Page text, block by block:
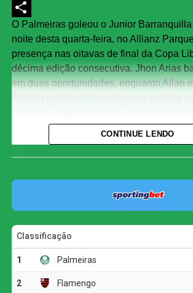
LinkedIn
Share
O Palmeiras goleou o Junior
noite desta quarta-feira, no Allianz
presença nas oitavas de final da Copa
décima edição consecutiva. Jhon Arias
em duas oportunidades, enquanto Allan
lado colombiano, Luis Muriel fez o único
segunda posição do Grupo F, atrás
Porteño, que derrotou o Sporting Cristal
pontos. Esta é a primeira vez que o
mata-mata como vice-líder de grupo
treinador português ao clube. O Junior
adeus à Libertadores e sequer garantiu
da Copa Sul-Americana.
CONTINUE LENDO